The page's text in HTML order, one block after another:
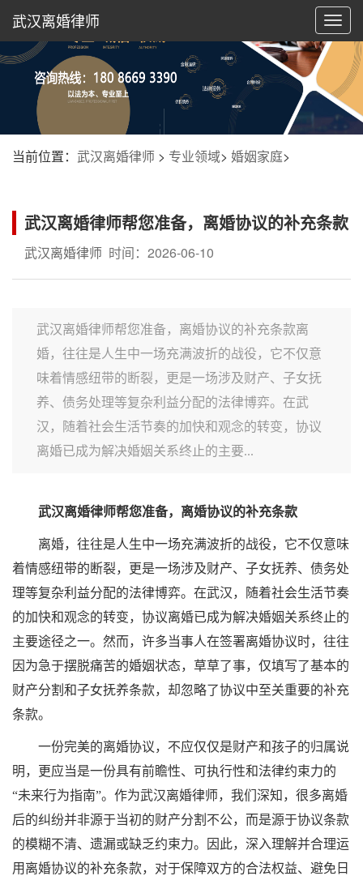
切
换
航
武汉离婚律师
当前位置： 武汉离婚律师 > 专业领域> 婚姻家庭>
武汉离婚律师帮您准备，离婚协议的补充条款
武汉离婚律师 时间：2026-06-10
武汉离婚律师帮您准备，离婚协议的补充条款离
婚，往往是人生中一场充满波折的战役，它不仅意
味着情感纽带的断裂，更是一场涉及财产、子女抚
养、债务处理等复杂利益分配的法律博弈。在武
汉，随着社会生活节奏的加快和观念的转变，协议
离婚已成为解决婚姻关系终止的主要...
武汉离婚律师帮您准备，离婚协议的补充条款
离婚，往往是人生中一场充满波折的战役，它不仅意味
着情感纽带的断裂，更是一场涉及财产、子女抚养、债务处
理等复杂利益分配的法律博弈。在武汉，随着社会生活节奏
的加快和观念的转变，协议离婚已成为解决婚姻关系终止的
主要途径之一。然而，许多当事人在签署离婚协议时，往往
因为急于摆脱痛苦的婚姻状态，草草了事，仅填写了基本的
财产分割和子女抚养条款，却忽略了协议中至关重要的补充
条款。
一份完美的离婚协议，不应仅仅是财产和孩子的归属说
明，更应当是一份具有前瞻性、可执行性和法律约束力的
“未来行为指南”。作为武汉离婚律师，我们深知，很多离婚
后的纠纷并非源于当初的财产分割不公，而是源于协议条款
的模糊不清、遗漏或缺乏约束力。因此，深入理解并合理运
用离婚协议的补充条款，对于保障双方的合法权益、避免日